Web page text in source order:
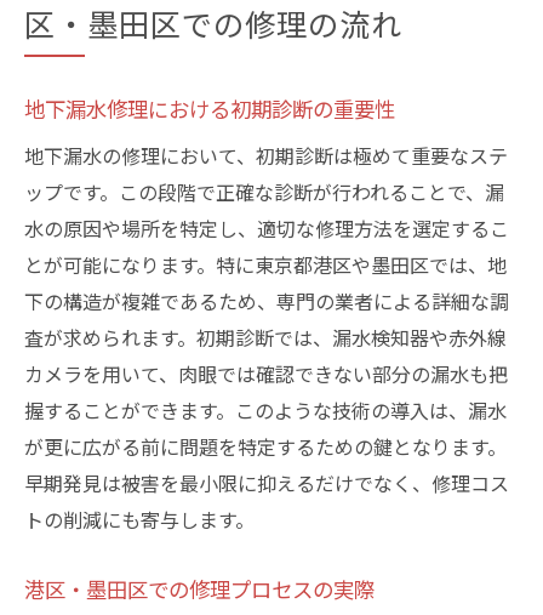
区・墨田区での修理の流れ
地下漏水修理における初期診断の重要性
地下漏水の修理において、初期診断は極めて重要なステ
ップです。この段階で正確な診断が行われることで、漏
水の原因や場所を特定し、適切な修理方法を選定するこ
とが可能になります。特に東京都港区や墨田区では、地
下の構造が複雑であるため、専門の業者による詳細な調
査が求められます。初期診断では、漏水検知器や赤外線
カメラを用いて、肉眼では確認できない部分の漏水も把
握することができます。このような技術の導入は、漏水
が更に広がる前に問題を特定するための鍵となります。
早期発見は被害を最小限に抑えるだけでなく、修理コス
トの削減にも寄与します。
港区・墨田区での修理プロセスの実際